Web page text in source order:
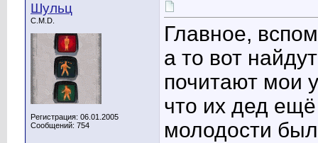
Шульц
C.M.D.
Регистрация: 06.01.2005
Сообщений: 754
Главное,
а то вот
почитают мои
что их дед
молодости